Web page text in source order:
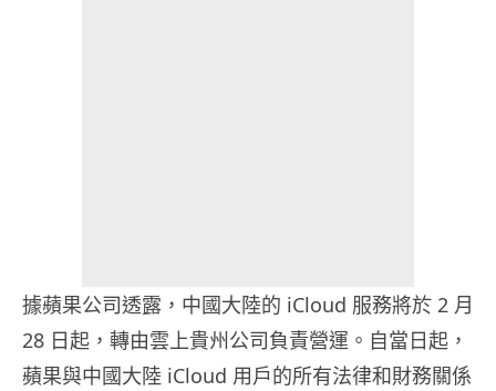
據蘋果公司透露，中國大陸的 iCloud 服務將於 2 月
28 日起，轉由雲上貴州公司負責營運。自當日起，
蘋果與中國大陸 iCloud 用戶的所有法律和財務關係